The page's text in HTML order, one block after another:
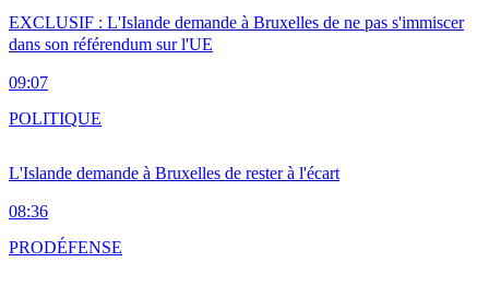
EXCLUSIF : L'Islande demande à Bruxelles de ne pas s'immiscer
dans son référendum sur l'UE
09:07
L'Islande demande à Bruxelles de rester à l'écart
08:36
POLITIQUE
PRODÉFENSE